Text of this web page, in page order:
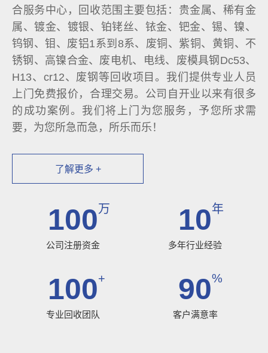
合服务中心，回收范围主要包括：贵金属、稀有金
属、镀金、镀银、铂铑丝、铱金、钯金、锡、镍、
钨钢、钼、废铝1系到8系、废铜、紫铜、黄铜、不
锈钢、高镍合金、废电机、电线、废模具钢Dc53、
H13、cr12、废钢等回收项目。我们提供专业人员
上门免费报价，合理交易。公司自开业以来有很多
的成功案例。我们将上门为您服务，予您所求需
要，为您所急而急，所乐而乐！
了解更多 +
100万
公司注册资金
10年
多年行业经验
100+
专业回收团队
90%
客户满意率